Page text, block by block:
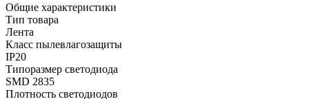
Общие характеристики
Тип товара
Лента
Класс пылевлагозащиты
IP20
Типоразмер светодиода
SMD 2835
Плотность светодиодов